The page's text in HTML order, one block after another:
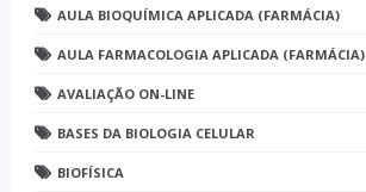
AULA BIOQUÍMICA APLICADA (FARMÁCIA)
AULA FARMACOLOGIA APLICADA (FARMÁCIA)
AVALIAÇÃO ON-LINE
BASES DA BIOLOGIA CELULAR
BIOFÍSICA